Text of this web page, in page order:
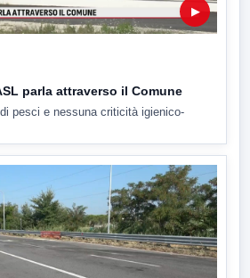
▶
parla attraverso il Comune
pesci e nessuna criticità igienico-